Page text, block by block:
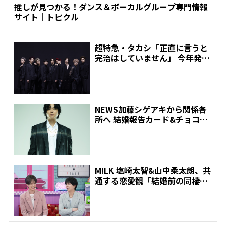
推しが見つかる！ダンス＆ボーカルグループ専門情報
サイト｜トピクル
超特急・タカシ「正直に言うと
完治はしていません」 今年発症
NEWS加藤シゲアキから関係各
所へ 結婚報告カード&チョコレ
M!LK 塩崎太智&山中柔太朗、共
通する恋愛観「結婚前の同棲は